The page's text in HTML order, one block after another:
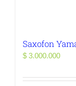
Saxofon
$ 3.000.000